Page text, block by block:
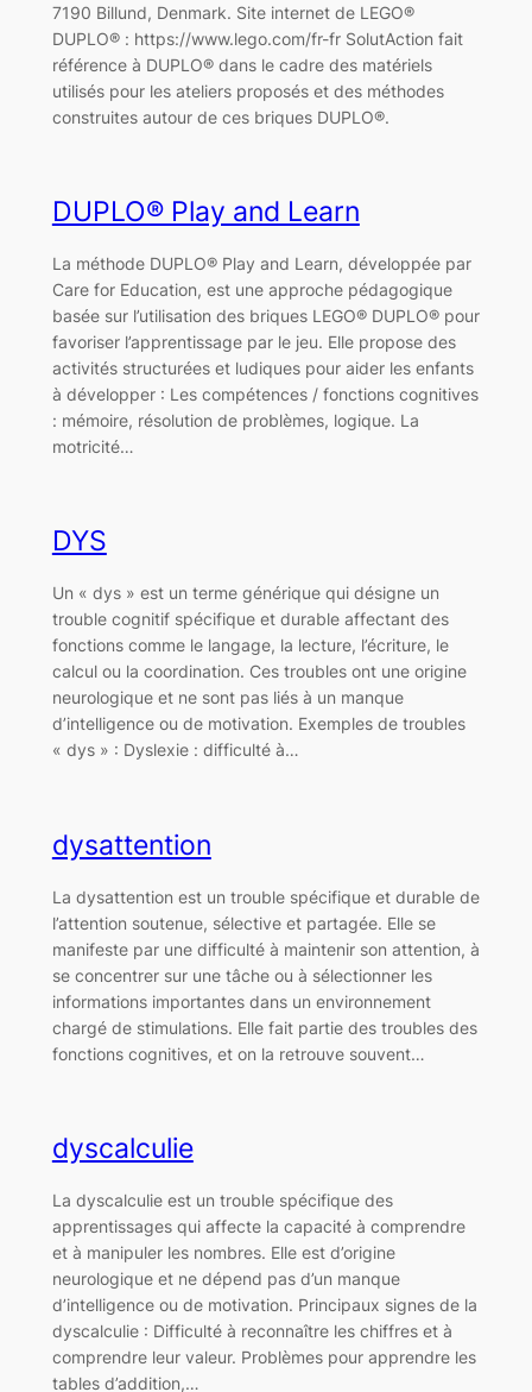
7190 Billund, Denmark. Site internet de LEGO®
DUPLO® : https://www.lego.com/fr-fr SolutAction fait
référence à DUPLO® dans le cadre des matériels
utilisés pour les ateliers proposés et des méthodes
construites autour de ces briques DUPLO®.
DUPLO® Play and Learn
La méthode DUPLO® Play and Learn, développée par
Care for Education, est une approche pédagogique
basée sur l’utilisation des briques LEGO® DUPLO® pour
favoriser l’apprentissage par le jeu. Elle propose des
activités structurées et ludiques pour aider les enfants
à développer : Les compétences / fonctions cognitives
: mémoire, résolution de problèmes, logique. La
motricité…
DYS
Un « dys » est un terme générique qui désigne un
trouble cognitif spécifique et durable affectant des
fonctions comme le langage, la lecture, l’écriture, le
calcul ou la coordination. Ces troubles ont une origine
neurologique et ne sont pas liés à un manque
d’intelligence ou de motivation. Exemples de troubles
« dys » : Dyslexie : difficulté à…
dysattention
La dysattention est un trouble spécifique et durable de
l’attention soutenue, sélective et partagée. Elle se
manifeste par une difficulté à maintenir son attention, à
se concentrer sur une tâche ou à sélectionner les
informations importantes dans un environnement
chargé de stimulations. Elle fait partie des troubles des
fonctions cognitives, et on la retrouve souvent…
dyscalculie
La dyscalculie est un trouble spécifique des
apprentissages qui affecte la capacité à comprendre
et à manipuler les nombres. Elle est d’origine
neurologique et ne dépend pas d’un manque
d’intelligence ou de motivation. Principaux signes de la
dyscalculie : Difficulté à reconnaître les chiffres et à
comprendre leur valeur. Problèmes pour apprendre les
tables d’addition,…